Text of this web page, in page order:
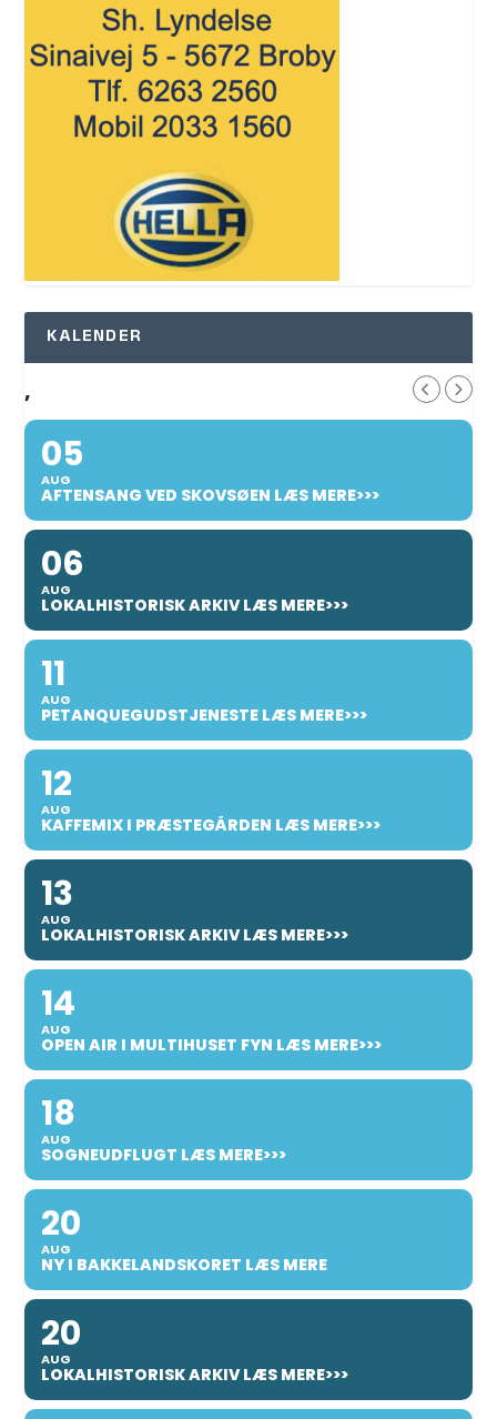
KALENDER
,
05
AUG
AFTENSANG VED SKOVSØEN LÆS MERE>>>
06
AUG
LOKALHISTORISK ARKIV LÆS MERE>>>
11
AUG
PETANQUEGUDSTJENESTE LÆS MERE>>>
12
AUG
KAFFEMIX I PRÆSTEGÅRDEN LÆS MERE>>>
13
AUG
LOKALHISTORISK ARKIV LÆS MERE>>>
14
AUG
OPEN AIR I MULTIHUSET FYN LÆS MERE>>>
18
AUG
SOGNEUDFLUGT LÆS MERE>>>
20
AUG
NY I BAKKELANDSKORET LÆS MERE
20
AUG
LOKALHISTORISK ARKIV LÆS MERE>>>